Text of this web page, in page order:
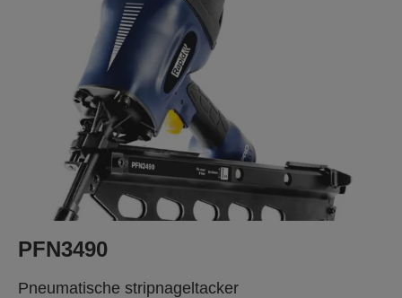
PFN3490
Pneumatische stripnageltacker